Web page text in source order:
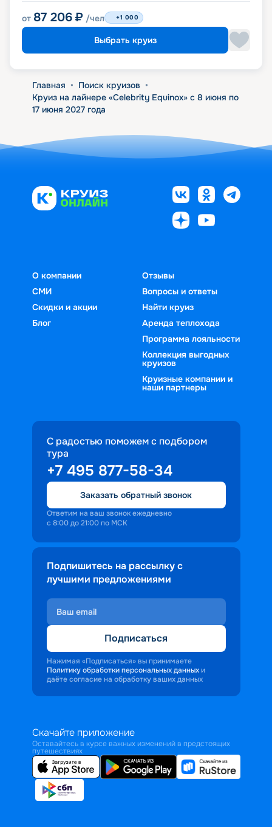
от 87 206 ₽ /чел +1 000
Выбрать круиз
Главная • Поиск круизов •
Круиз на лайнере «Celebrity Equinox» с 8 июня по
17 июня 2027 года
О компании
СМИ
Скидки и акции
Блог
Отзывы
Вопросы и ответы
Найти круиз
Аренда теплохода
Программа лояльности
Коллекция выгодных
круизов
Круизные компании и
наши партнеры
С радостью поможем с подбором
тура
+7 495 877-58-34
Заказать обратный звонок
Ответим на ваш звонок ежедневно
с 8:00 до 21:00 по МСК
Подпишитесь на рассылку с
лучшими предложениями
Подписаться
Нажимая «Подписаться» вы принимаете
Политику обработки персональных данных и
даёте согласие на обработку ваших данных
Скачайте приложение
Оставайтесь в курсе важных изменений в предстоящих
путешествиях